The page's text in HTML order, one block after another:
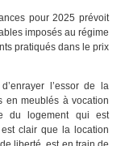
pour 2025 prévoit
imposés au régime
pratiqués dans le prix
l’essor de la
en meublés à vocation
du logement qui est
clair que la location